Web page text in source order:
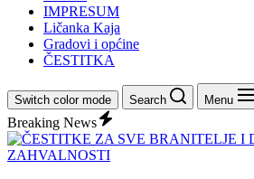
IMPRESUM
Ličanka Kaja
Gradovi i općine
ČESTITKA
Switch color mode Search Menu
Breaking News